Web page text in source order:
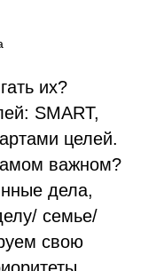
их?
SMART,
целей.
важном?
дела,
семье/
свою